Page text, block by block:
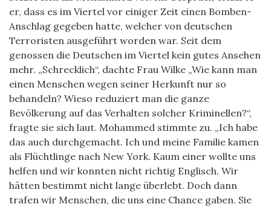
er, dass es im Viertel vor einiger Zeit einen Bomben-
Anschlag gegeben hatte, welcher von deutschen
Terroristen ausgeführt worden war. Seit dem
genossen die Deutschen im Viertel kein gutes Ansehen
mehr. „Schrecklich“, dachte Frau Wilke „Wie kann man
einen Menschen wegen seiner Herkunft nur so
behandeln? Wieso reduziert man die ganze
Bevölkerung auf das Verhalten solcher Kriminellen?“,
fragte sie sich laut. Mohammed stimmte zu. „Ich habe
das auch durchgemacht. Ich und meine Familie kamen
als Flüchtlinge nach New York. Kaum einer wollte uns
helfen und wir konnten nicht richtig Englisch. Wir
hätten bestimmt nicht lange überlebt. Doch dann
trafen wir Menschen, die uns eine Chance gaben. Sie